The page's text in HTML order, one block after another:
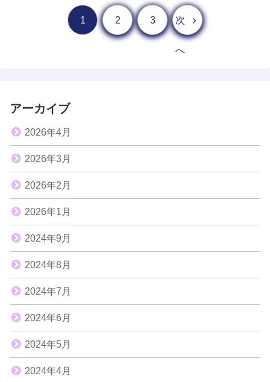
1 2 3 次
へ
アーカイブ
2026年4月
2026年3月
2026年2月
2026年1月
2024年9月
2024年8月
2024年7月
2024年6月
2024年5月
2024年4月